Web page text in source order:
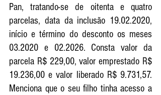
Pan, tratando-se de oitenta e quatro
parcelas, data da inclusão 19.02.2020,
início e término do desconto os meses
03.2020 e 02.2026. Consta valor da
parcela R$ 229,00, valor emprestado R$
19.236,00 e valor liberado R$ 9.731,57.
Menciona que o seu filho tinha acesso a